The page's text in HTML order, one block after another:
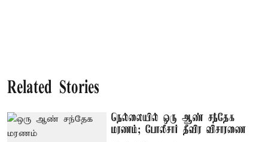
Related Stories
நெல்லையில் ஒரு ஆண் சந்தேக
மரணம்; போலீசார் தீவிர விசாரணை